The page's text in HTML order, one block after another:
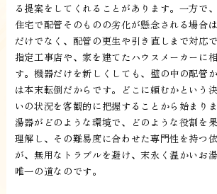
る提案をしてくれることがあります。一方で
住宅で配管そのものの劣化が懸念される場合
だけでなく、配管の更生や引き直しまで対応
指定工事店や、家を建てたハウスメーカーに
す。機器だけを新しくしても、壁の中の配管
は本末転倒だからです。どこに頼むかという
いの状況を客観的に把握することから始まり
湯器がどのような環境で、どのような役割を
理解し、その難易度に合わせた専門性を持つ
が、無用なトラブルを避け、末永く温かいお
唯一の道なのです。